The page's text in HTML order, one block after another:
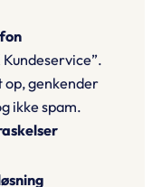
Kundeservice”.
genkender
ikke spam.